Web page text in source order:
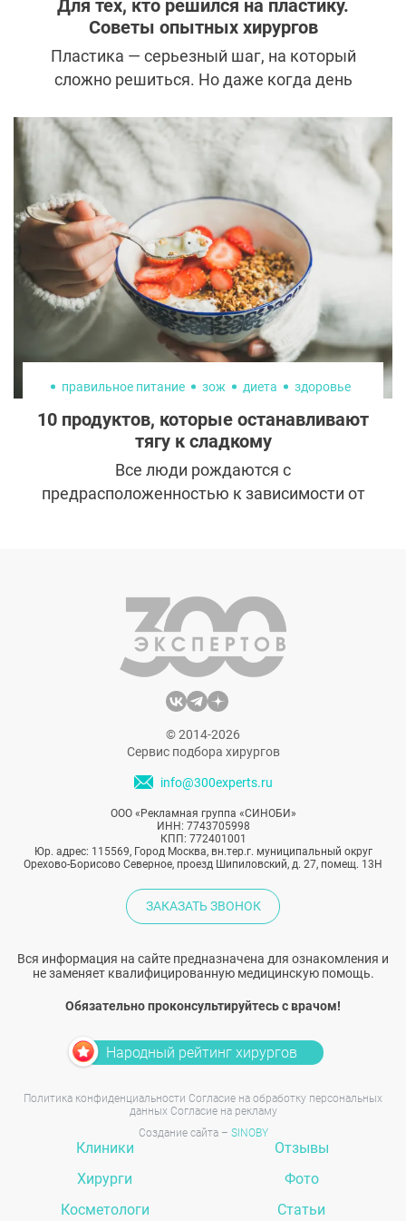
Для тех, кто решился на пластику.
Советы опытных хирургов
Пластика — серьезный шаг, на который
сложно решиться. Но даже когда день
продолжают одолевать страхи и сомнения,
многие из которых не имеют оснований.
Избавиться от них и подойти к обновлению
внешности в позитивном настрое помогут
советы знаменитых хирургов.
правильное питание зож диета здоровье
10 продуктов, которые останавливают
тягу к сладкому
Все люди рождаются с
предрасположенностью к зависимости от
© 2014-2026
Сервис подбора хирургов
info@300experts.ru
ООО «Рекламная группа «СИНОБИ»
ИНН: 7743705998
КПП: 772401001
Юр. адрес: 115569, Город Москва, вн.тер.г. муниципальный округ
Орехово-Борисово Северное, проезд Шипиловский, д. 27, помещ. 13Н
ЗАКАЗАТЬ ЗВОНОК
Вся информация на сайте предназначена для ознакомления и
не заменяет квалифицированную медицинскую помощь.
Обязательно проконсультируйтесь с врачом!
Народный рейтинг хирургов
Политика конфиденциальности Согласие на обработку персональных
данных Согласие на рекламу
Создание сайта – SINOBY
Клиники
Хирурги
Косметологи
Отзывы
Фото
Статьи